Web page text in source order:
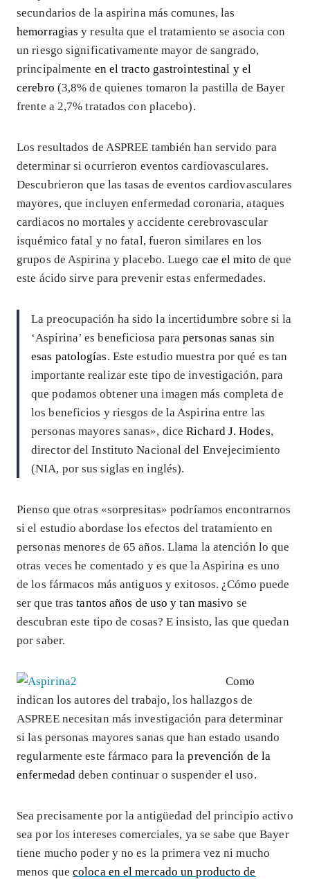
secundarios de la aspirina más comunes, las
hemorragias y resulta que el tratamiento se asocia con
un riesgo significativamente mayor de sangrado,
principalmente en el tracto gastrointestinal y el
cerebro (3,8% de quienes tomaron la pastilla de Bayer
frente a 2,7% tratados con placebo).
Los resultados de ASPREE también han servido para
determinar si ocurrieron eventos cardiovasculares.
Descubrieron que las tasas de eventos cardiovasculares
mayores, que incluyen enfermedad coronaria, ataques
cardiacos no mortales y accidente cerebrovascular
isquémico fatal y no fatal, fueron similares en los
grupos de Aspirina y placebo. Luego cae el mito de que
este ácido sirve para prevenir estas enfermedades.
La preocupación ha sido la incertidumbre sobre si la
‘Aspirina’ es beneficiosa parapersonas sanas sin
esas patologías. Este estudio muestra por qué es tan
importante realizar este tipo de investigación, para
que podamos obtener una imagen más completa de
los beneficios y riesgos de la Aspirina entre las
personas mayores sanas», diceRichard J. Hodes,
director del Instituto Nacional del Envejecimiento
(NIA, por sus siglas en inglés).
Pienso que otras «sorpresitas» podríamos encontrarnos
si el estudio abordase los efectos del tratamiento en
personas menores de 65 años. Llama la atención lo que
otras veces he comentado y es que la Aspirina es uno
de los fármacos más antiguos y exitosos. ¿Cómo puede
ser que trastantos años de uso y tan masivo se
descubran este tipo de cosas? E insisto, las que quedan
por saber.
Como
indican los autores del trabajo, los hallazgos de
ASPREE necesitan más investigación para determinar
si las personas mayores sanas que han estado usando
regularmente este fármaco para laprevención de la
enfermedad deben continuar o suspender el uso.
Sea precisamente por la antigüedad del principio activo
sea por los intereses comerciales, ya se sabe que Bayer
tiene mucho poder y no es la primera vez ni mucho
menos quecoloca en el mercado un producto de